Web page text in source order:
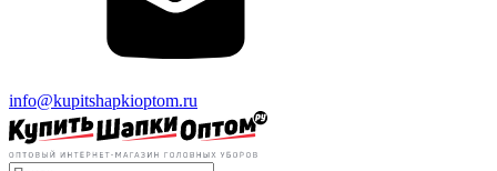
info@kupitshapkioptom.ru